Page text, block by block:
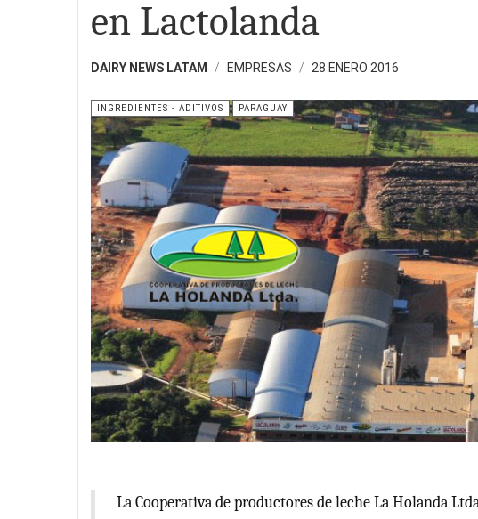
en Lactolanda
DAIRY NEWS LATAM EMPRESAS 28 ENERO 2016
INGREDIENTES - ADITIVOS PARAGUAY
La Cooperativa de productores de leche La Holanda